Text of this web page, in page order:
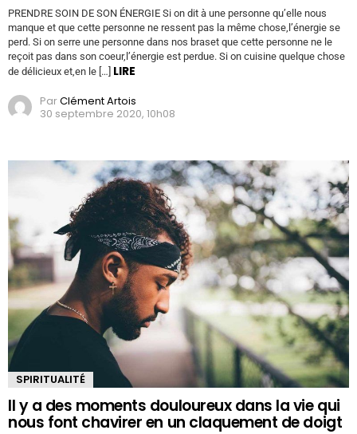
PRENDRE SOIN DE SON ÉNERGIE Si on dit à une personne qu’elle nous
manque et que cette personne ne ressent pas la même chose,l’énergie se
perd. Si on serre une personne dans nos braset que cette personne ne le
reçoit pas dans son coeur,l’énergie est perdue. Si on cuisine quelque chose
de délicieux et,en le […] LIRE
ParClément Artois
30 septembre 2020, 10h08
SPIRITUALITÉ
Il y a des moments douloureux dans la vie qui
nous font chavirer en un claquement de doigt